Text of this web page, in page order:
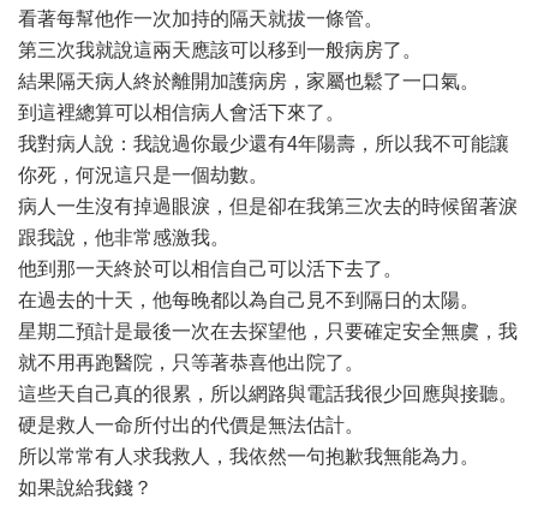
看著每幫他作一次加持的隔天就拔一條管。
第三次我就說這兩天應該可以移到一般病房了。
結果隔天病人終於離開加護病房，家屬也鬆了一口氣。
到這裡總算可以相信病人會活下來了。
我對病人說：我說過你最少還有4年陽壽，所以我不可能讓
你死，何況這只是一個劫數。
病人一生沒有掉過眼淚，但是卻在我第三次去的時候留著淚
跟我說，他非常感激我。
他到那一天終於可以相信自己可以活下去了。
在過去的十天，他每晚都以為自己見不到隔日的太陽。
星期二預計是最後一次在去探望他，只要確定安全無虞，我
就不用再跑醫院，只等著恭喜他出院了。
這些天自己真的很累，所以網路與電話我很少回應與接聽。
硬是救人一命所付出的代價是無法估計。
所以常常有人求我救人，我依然一句抱歉我無能為力。
如果說給我錢？